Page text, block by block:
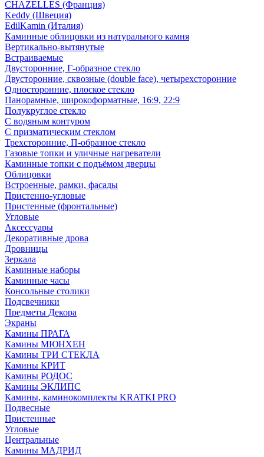
CHAZELLES (Франция)
Keddy (Швеция)
EdilKamin (Италия)
Каминные облицовки из натурального камня
Вертикально-вытянутые
Встраиваемые
Двусторонние, Г-образное стекло
Двусторонние, сквозные (double face), четырехсторонние
Односторонние, плоское стекло
Панорамные, широкоформатные, 16:9, 22:9
Полукруглое стекло
С водяным контуром
С призматическим стеклом
Трехсторонние, П-образное стекло
Газовые топки и уличные нагреватели
Каминные топки с подъёмом дверцы
Облицовки
Встроенные, рамки, фасады
Пристенно-угловые
Пристенные (фронтальные)
Угловые
Аксессуары
Декоративные дрова
Дровницы
Зеркала
Каминные наборы
Каминные часы
Консольные столики
Подсвечники
Предметы Декора
Экраны
Камины ПРАГА
Камины МЮНХЕН
Камины ТРИ СТЕКЛА
Камины КРИТ
Камины РОДОС
Камины ЭКЛИПС
Камины, каминокомплекты KRATKI PRO
Подвесные
Пристенные
Угловые
Центральные
Камины МАДРИД